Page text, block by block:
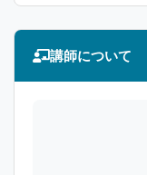
講師について